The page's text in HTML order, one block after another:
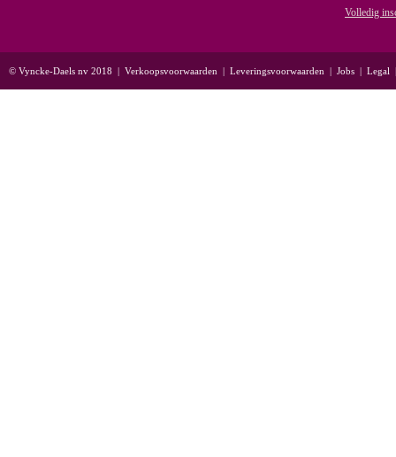
Volledig
© Vyncke-Daels nv 2018 | Verkoopsvoorwaarden | Leveringsvoorwaarden | Jobs | Legal